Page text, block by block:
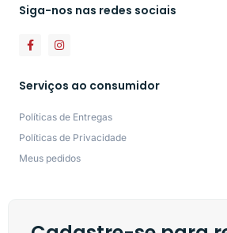
Siga-nos nas redes sociais
Serviços ao consumidor
Políticas de Entregas
Políticas de Privacidade
Meus pedidos